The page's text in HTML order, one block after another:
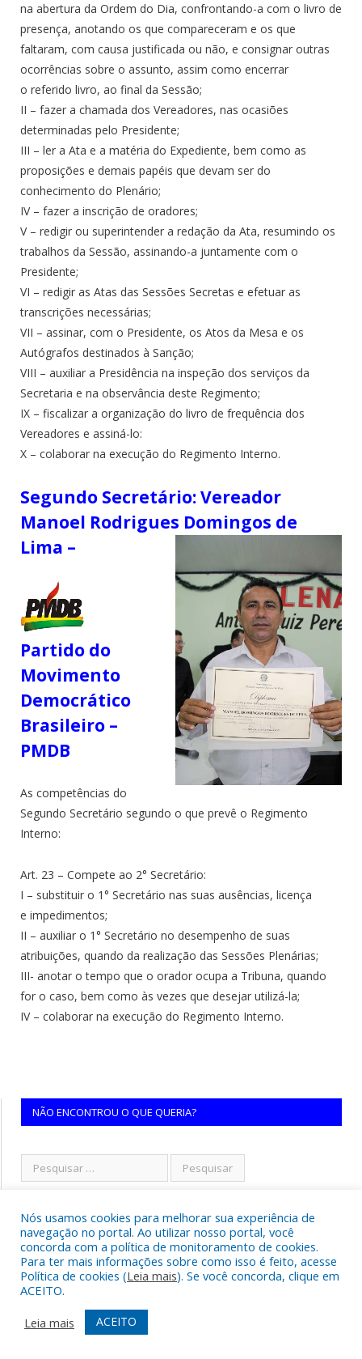
na abertura da Ordem do Dia, confrontando-a com o livro de
presença, anotando os que compareceram e os que
faltaram, com causa justificada ou não, e consignar outras
ocorrências sobre o assunto, assim como encerrar
o referido livro, ao final da Sessão;
II – fazer a chamada dos Vereadores, nas ocasiões
determinadas pelo Presidente;
III – ler a Ata e a matéria do Expediente, bem como as
proposições e demais papéis que devam ser do
conhecimento do Plenário;
IV – fazer a inscrição de oradores;
V – redigir ou superintender a redação da Ata, resumindo os
trabalhos da Sessão, assinando-a juntamente com o
Presidente;
VI – redigir as Atas das Sessões Secretas e efetuar as
transcrições necessárias;
VII – assinar, com o Presidente, os Atos da Mesa e os
Autógrafos destinados à Sanção;
VIII – auxiliar a Presidência na inspeção dos serviços da
Secretaria e na observância deste Regimento;
IX – fiscalizar a organização do livro de frequência dos
Vereadores e assiná-lo:
X – colaborar na execução do Regimento Interno.
Segundo Secretário: Vereador
Manoel Rodrigues Domingos de
Lima –
Partido do
Movimento
Democrático
Brasileiro –
PMDB
As competências do
Segundo Secretário segundo o que prevê o Regimento
Interno:
Art. 23 – Compete ao 2° Secretário:
I – substituir o 1° Secretário nas suas ausências, licença
e impedimentos;
II – auxiliar o 1° Secretário no desempenho de suas
atribuições, quando da realização das Sessões Plenárias;
III- anotar o tempo que o orador ocupa a Tribuna, quando
for o caso, bem como às vezes que desejar utilizá-la;
IV – colaborar na execução do Regimento Interno.
NÃO ENCONTROU O QUE QUERIA?
Nós usamos cookies para melhorar sua experiência de
navegação no portal. Ao utilizar nosso portal, você
concorda com a política de monitoramento de cookies.
Para ter mais informações sobre como isso é feito, acesse
Política de cookies (Leia mais). Se você concorda, clique em
ACEITO.
Leia mais
ACEITO